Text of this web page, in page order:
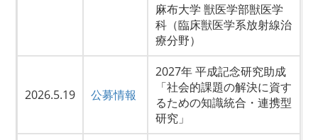
麻布大学 獣医学部獣医学
科（臨床獣医学系放射線治
療分野）
2026.5.19 公募情報
2027年 平成記念研究助成
「社会的課題の解決に資す
るための知識統合・連携型
研究」